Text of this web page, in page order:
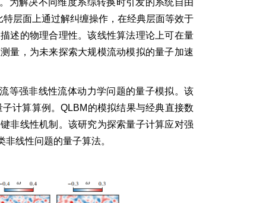
为解决不同维度系综转换时引发的系统自由
层面上通过解纠缠操作，在经典层面等效于
述的物理合理性。该线性算法理论上可在量
量，为未来探索大规模流动模拟的量子加速
等强非线性流体动力学问题的量子模拟。该
计算算例。QLBM的模拟结果与经典直接数
非线性机制。该研究为探索量子计算应对强
线性问题的量子算法。